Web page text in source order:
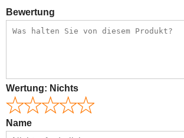
Bewertung
Wertung: Nichts
Name